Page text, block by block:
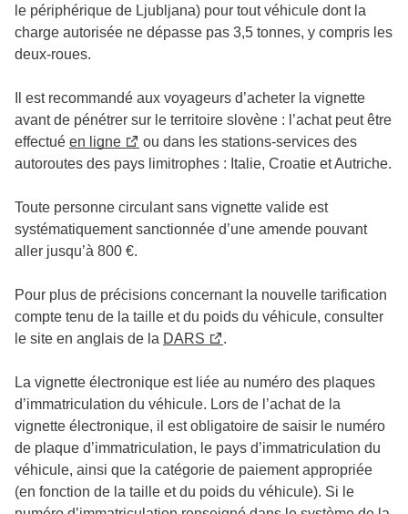
le périphérique de Ljubljana) pour tout véhicule dont la
charge autorisée ne dépasse pas 3,5 tonnes, y compris les
deux-roues.
Il est recommandé aux voyageurs d’acheter la vignette
avant de pénétrer sur le territoire slovène : l’achat peut être
effectué en ligne
ou dans les stations-services des
autoroutes des pays limitrophes : Italie, Croatie et Autriche.
Toute personne circulant sans vignette valide est
systématiquement sanctionnée d’une amende pouvant
aller jusqu’à 800 €.
Pour plus de précisions concernant la nouvelle tarification
compte tenu de la taille et du poids du véhicule, consulter
le site en anglais de la DARS .
La vignette électronique est liée au numéro des plaques
d’immatriculation du véhicule. Lors de l’achat de la
vignette électronique, il est obligatoire de saisir le numéro
de plaque d’immatriculation, le pays d’immatriculation du
véhicule, ainsi que la catégorie de paiement appropriée
(en fonction de la taille et du poids du véhicule). Si le